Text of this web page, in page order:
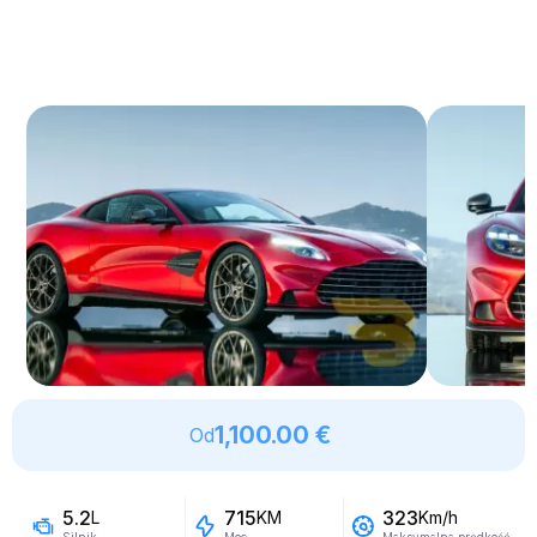
Od1,100.00 €
5.2L 715KM 323Km/h